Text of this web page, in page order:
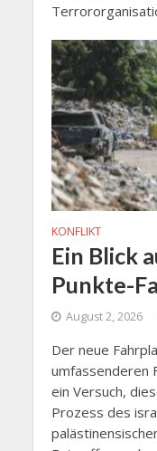
KONFLIKT
Ein Blick
Punkte-
August 2, 2026
Der neue
umfassenderen
ein Versuch,
Prozess des